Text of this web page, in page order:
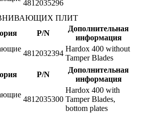
4812035296
ПЛИТ
P/N
Дополнительная
информация
4812032394
Hardox 400 without
Tamper Blades
P/N
Дополнительная
информация
4812035300
Hardox 400 with
Tamper Blades,
bottom plates